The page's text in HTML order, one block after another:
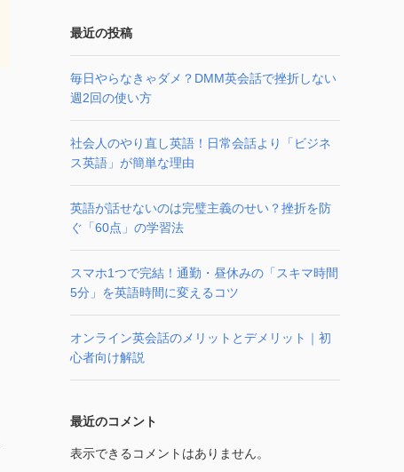
最近の投稿
毎日やらなきゃダメ？DMM英会話で挫折しない
週2回の使い方
社会人のやり直し英語！日常会話より「ビジネ
ス英語」が簡単な理由
英語が話せないのは完璧主義のせい？挫折を防
ぐ「60点」の学習法
スマホ1つで完結！通勤・昼休みの「スキマ時間
5分」を英語時間に変えるコツ
オンライン英会話のメリットとデメリット｜初
心者向け解説
最近のコメント
表示できるコメントはありません。